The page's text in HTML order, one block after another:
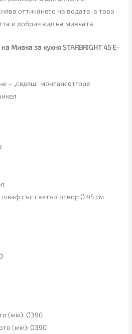
оттичането на водата, а това
и добрия вид на мивката.
Мивка за кухня STARBRIGHT 45 E-
– „седящ“ монтаж отгоре
шкаф със светъл отвор Ø 45 см
(мм): Ø390
(мм): Ø390